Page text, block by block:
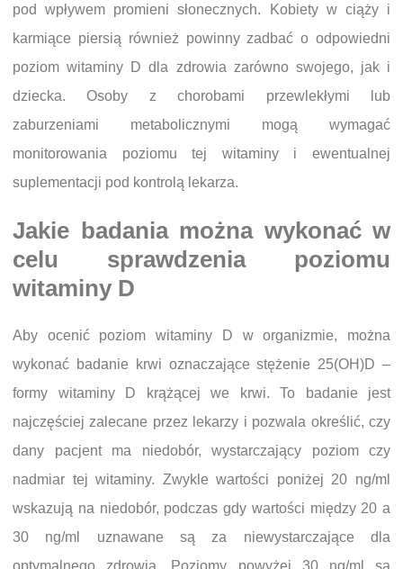
pod wpływem promieni słonecznych. Kobiety w ciąży i
karmiące piersią również powinny zadbać o odpowiedni
poziom witaminy D dla zdrowia zarówno swojego, jak i
dziecka. Osoby z chorobami przewlekłymi lub
zaburzeniami metabolicznymi mogą wymagać
monitorowania poziomu tej witaminy i ewentualnej
suplementacji pod kontrolą lekarza.
Jakie badania można wykonać w
celu sprawdzenia poziomu
witaminy D
Aby ocenić poziom witaminy D w organizmie, można
wykonać badanie krwi oznaczające stężenie 25(OH)D –
formy witaminy D krążącej we krwi. To badanie jest
najczęściej zalecane przez lekarzy i pozwala określić, czy
dany pacjent ma niedobór, wystarczający poziom czy
nadmiar tej witaminy. Zwykle wartości poniżej 20 ng/ml
wskazują na niedobór, podczas gdy wartości między 20 a
30 ng/ml uznawane są za niewystarczające dla